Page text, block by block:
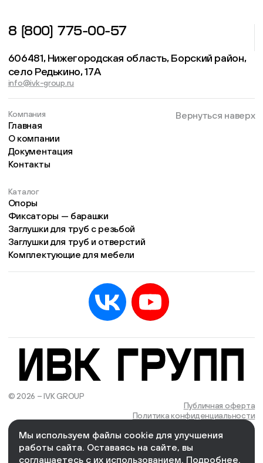
8 (800) 775-00-57
606481, Нижегородская область, Борский район,
село Редькино, 17А
info@ivk-group.ru
Компания
Главная
О компании
Документация
Контакты
Каталог
Опоры
Фиксаторы — барашки
Заглушки для труб с резьбой
Заглушки для труб и отверстий
Комплектующие для мебели
Вернуться наверх
© 2026 – IVK GROUP
Публичная оферта
Политика конфиденциальности
Cоздано и поддерживается в компании We Wizards
Мы используем файлы cookie для улучшения
работы сайта. Оставаясь на сайте, вы
соглашаетесь с их использованием. Подробнее.
Есть учётная запись? Войти